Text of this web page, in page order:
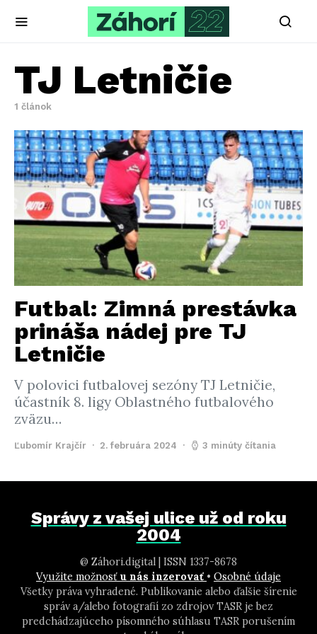
TJ Letničie
1 článok
Futbal: Zimná prestávka
prináša nádej pre TJ
Letničie
V polovici futbalovej sezóny TJ Letničie,
účastník 8. ligy Oblastného futbalového
zväzu…
Ľubomír Krajčír 2. februára 2024 3 minúty čítania
Správy z vašej ulice už od roku
2004
@ Záhori.digital | ISSN 1337-8678
Využite možnosť u nás inzerovať • Osobné údaje
Všetky práva vyhradené. Publikovanie alebo ďalšie šírenie
správ a/alebo fotografií zo zdrojov TASR je bez
predchádzajúceho písomného súhlasu TASR porušením